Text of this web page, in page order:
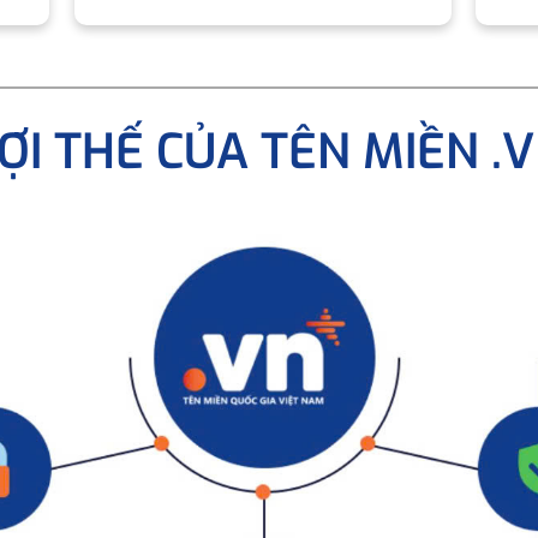
THẾ CỦA TÊN MIỀN